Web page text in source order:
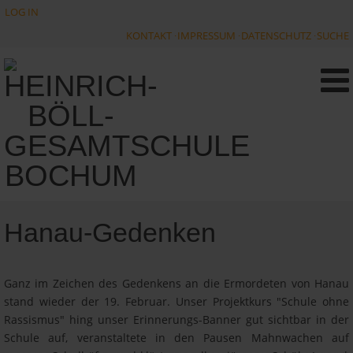
LOG IN
KONTAKT IMPRESSUM DATENSCHUTZ SUCHE
Hanau-Gedenken
Ganz im Zeichen des Gedenkens an die Ermordeten von Hanau
stand wieder der 19. Februar. Unser Projektkurs "Schule ohne
Rassismus" hing unser Erinnerungs-Banner gut sichtbar in der
Schule auf, veranstaltete in den Pausen Mahnwachen auf